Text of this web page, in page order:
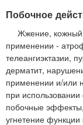
Побочное
Жжение, кожный
применении -
телеангиэктазии,
дерматит,
применении и/или
при
побочные эффекты,
угнетение